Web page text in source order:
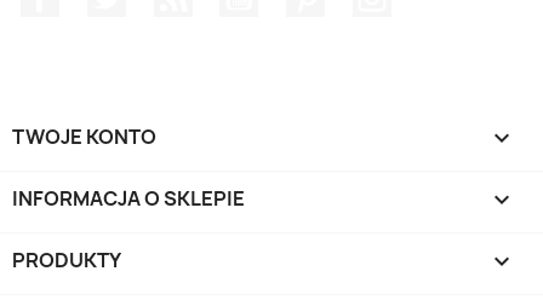
TWOJE KONTO 
INFORMACJA O SKLEPIE keyboard_arrow_down
PRODUKTY 